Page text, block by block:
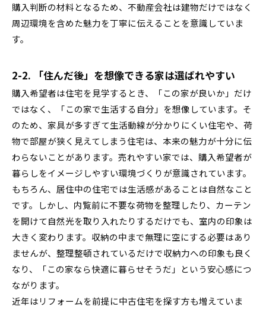
購入判断の材料となるため、不動産会社は建物だけではなく
周辺環境を含めた魅力を丁寧に伝えることを意識していま
す。
2-2. 「住んだ後」を想像できる家は選ばれやすい
購入希望者は住宅を見学するとき、「この家が良いか」だけ
ではなく、「この家で生活する自分」を想像しています。そ
のため、家具が多すぎて生活動線が分かりにくい住宅や、荷
物で部屋が狭く見えてしまう住宅は、本来の魅力が十分に伝
わらないことがあります。売れやすい家では、購入希望者が
暮らしをイメージしやすい環境づくりが意識されています。
もちろん、居住中の住宅では生活感があることは自然なこと
です。しかし、内覧前に不要な荷物を整理したり、カーテン
を開けて自然光を取り入れたりするだけでも、室内の印象は
大きく変わります。収納の中まで無理に空にする必要はあり
ませんが、整理整頓されているだけで収納力への印象も良く
なり、「この家なら快適に暮らせそうだ」という安心感につ
ながります。
近年はリフォームを前提に中古住宅を探す方も増えていま